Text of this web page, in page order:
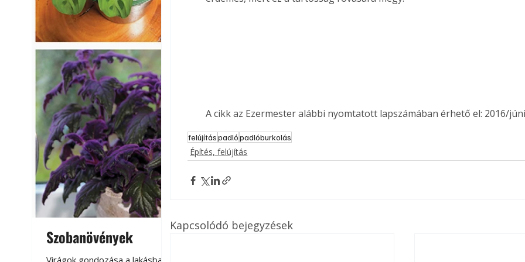
Szobanövények
Virágoskert: kertben,
A cikk az Ezermester alábbi nyomtatott lapszámában érhető el: 2016/
felújításpadlópadlóburkolás
Építés, felújítás
Kapcsolódó bejegyzések